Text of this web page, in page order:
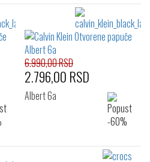
6.990,00 RSD
2.796,00 RSD
Albert 6a